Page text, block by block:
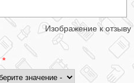
Изображение к отзыву
*